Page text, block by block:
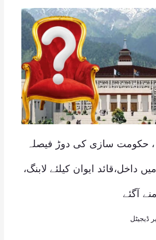
، حکومت سازی کی دوڑ فیصلہ
داخل،قائد ایوان کیلئے لابنگ،
آگئے
ڈیجیٹل